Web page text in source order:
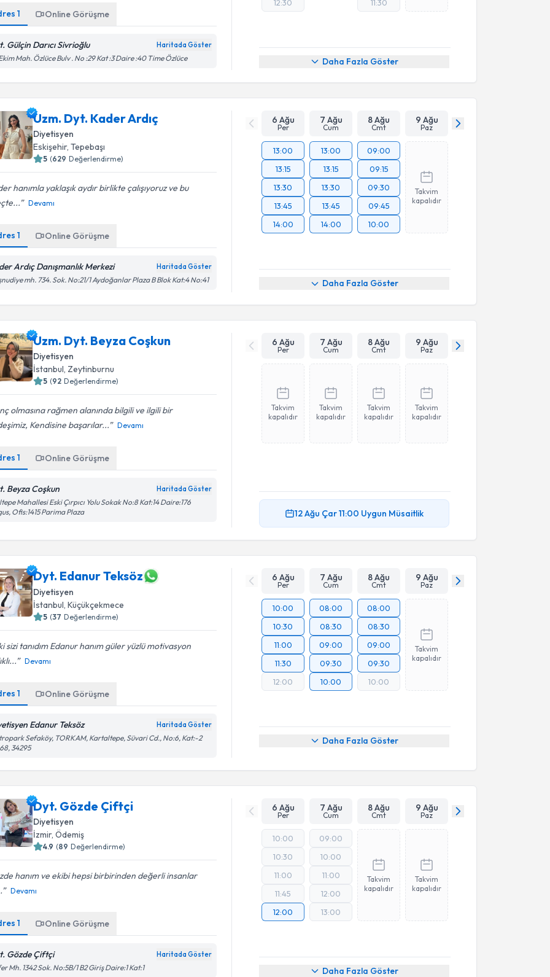
1 Online Görüşme
Gülçin Darıcı Sivrioğlu Haritada Göster
Mah. Özlüce Bulv . No :29 Kat :3 Daire :40 Time Özlüce
12:30
11:30
Daha Fazla Göster
Uzm. Dyt. Kader Ardıç
Diyetisyen
Eskişehir, Tepebaşı
5 (629 Değerlendirme)
hanımla yaklaşık aydır birlikte çalışıyoruz ve bu
Devamı
1 Online Görüşme
Ardıç Danışmanlık Merkezi Haritada Göster
mh. 734. Sok. No:21/1 Aydoğanlar Plaza B Blok Kat:4 No:41
6 Ağu
Per
7 Ağu
Cum
8 Ağu
Cmt
9 Ağu
Paz
13:00
13:15
13:30
13:45
14:00
13:00
13:15
13:30
13:45
14:00
09:00
09:15
09:30
09:45
10:00
Takvim
kapalıdır
Daha Fazla Göster
Uzm. Dyt. Beyza Coşkun
Diyetisyen
İstanbul , Zeytinburnu
5 (92 Değerlendirme)
olmasına rağmen alanında bilgili ve ilgili bir
Kendisine başarılar...
Devamı
1 Online Görüşme
Beyza Coşkun Haritada Göster
Mahallesi Eski Çırpıcı Yolu Sokak No:8 Kat:14 Daire:176
Ofis:1415 Parima Plaza
6 Ağu
Per
7 Ağu
Cum
8 Ağu
Cmt
9 Ağu
Paz
Takvim
kapalıdır
Takvim
kapalıdır
Takvim
kapalıdır
Takvim
kapalıdır
12 Ağu Çar11:00 Uygun Müsaitlik
Dyt. Edanur Teksöz
Diyetisyen
İstanbul , Küçükçekmece
5 (37 Değerlendirme)
sizi tanıdım Edanur hanım güler yüzlü motivasyon
Devamı
1 Online Görüşme
Edanur Teksöz Haritada Göster
Sefaköy, TORKAM, Kartaltepe, Süvari Cd., No:6, Kat:-2
34295
6 Ağu
Per
7 Ağu
Cum
8 Ağu
Cmt
9 Ağu
Paz
10:00
10:30
11:00
11:30
12:00
08:00
08:30
09:00
09:30
10:00
08:00
08:30
09:00
09:30
10:00
Takvim
kapalıdır
Daha Fazla Göster
Dyt. Gözde Çiftçi
Diyetisyen
İzmir, Ödemiş
4.9 (89 Değerlendirme)
hanım ve ekibi hepsi birbirinden değerli insanlar
Devamı
1 Online Görüşme
Gözde Çiftçi Haritada Göster
Mh. 1342 Sok. No:5B/1 B2 Giriş Daire:1 Kat:1
6 Ağu
Per
7 Ağu
Cum
8 Ağu
Cmt
9 Ağu
Paz
10:00
10:30
11:00
11:45
12:00
09:00
10:00
11:00
12:00
13:00
Takvim
kapalıdır
Takvim
kapalıdır
Daha Fazla Göster